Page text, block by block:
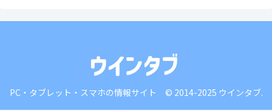
PC・タブレット・スマホの情報サイト © 2014-2025 ウインタブ.